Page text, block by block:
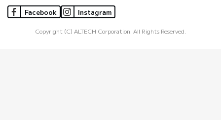
Facebook Instagram
Copyright (C) ALTECH Corporation. All Rights Reserved.